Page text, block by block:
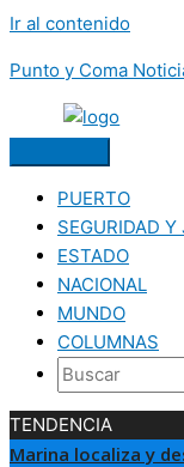
Ir al contenido
Punto y Coma
PUERTO
SEGURIDAD
ESTADO
NACIONAL
MUNDO
COLUMNAS
TENDENCIA
Marina localiza y